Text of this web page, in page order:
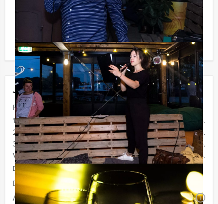
Jouw uitje
Prijs :
12 - 19 personen
€ 72,50 p.p.
20 - 29 personen
€ 69,50 p.p.
30 - 39 personen
€ 66,50 p.p.
Vanaf 40 personen
€ 64,50 p.p.
De prijzen zijn exclusief BTW
Duur:
4 uur
Aantal:
Minimaal 12 personen i
Reservering voor kleinere groepen:
Komt u niet aan het minimale aantal deelnemers? Als u
bereid bent voor het minimale aantal te betalen, kunt u
ook gewoon voor minder personen boeken!